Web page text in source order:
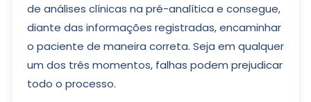
de análises clínicas na pré-analítica e consegue,
diante das informações registradas, encaminhar
o paciente de maneira correta. Seja em qualquer
um dos três momentos, falhas podem prejudicar
todo o processo.